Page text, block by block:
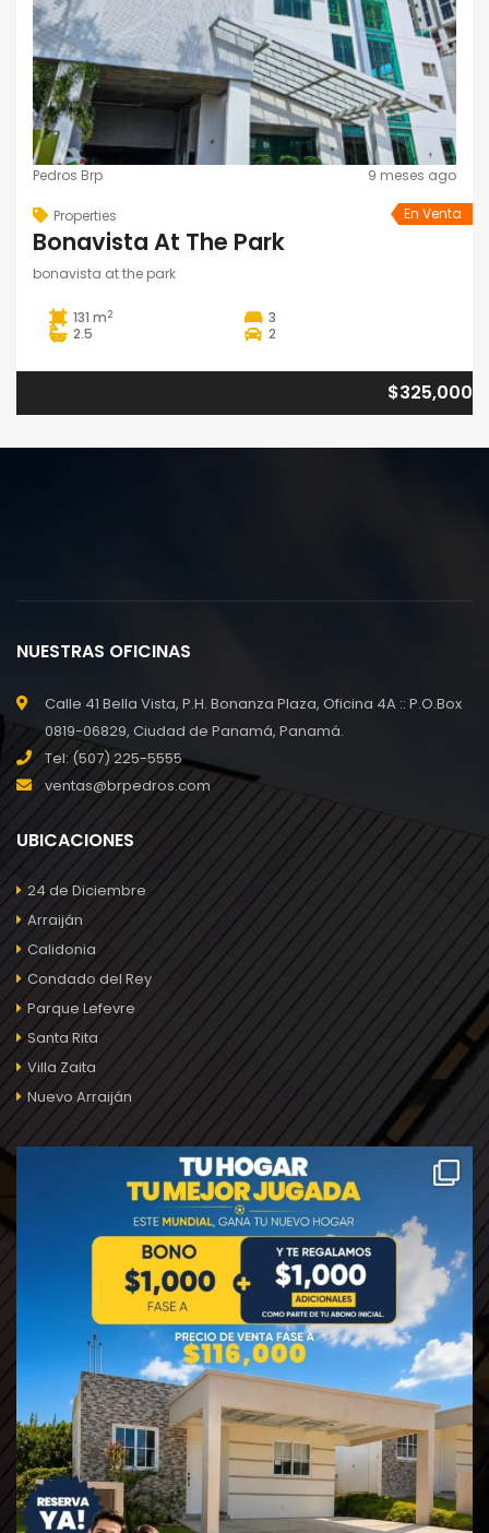
Pedros Brp 9 meses ago
Properties
Bonavista At The Park
bonavista at the park
131 m2
3
2.5
2
En Venta
$325,000
NUESTRAS OFICINAS
Calle 41 Bella Vista, P.H. Bonanza Plaza, Oficina 4A :: P.O.Box
0819-06829, Ciudad de Panamá, Panamá.
Tel: (507) 225-5555
ventas@brpedros.com
UBICACIONES
24 de Diciembre
Arraiján
Calidonia
Condado del Rey
Parque Lefevre
Santa Rita
Villa Zaita
Nuevo Arraiján